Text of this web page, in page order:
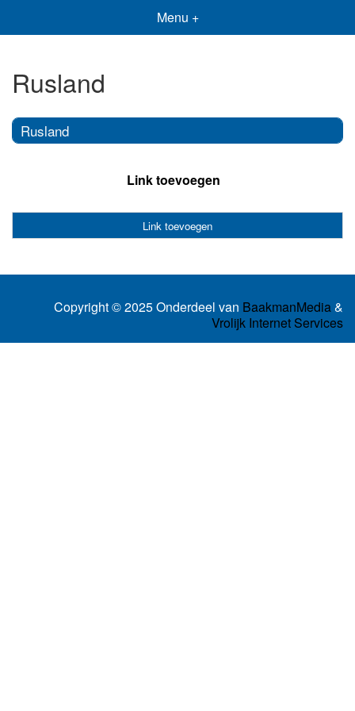
Menu +
Rusland
Rusland
Link toevoegen
Link toevoegen
Copyright © 2025 Onderdeel van BaakmanMedia&
Vrolijk Internet Services